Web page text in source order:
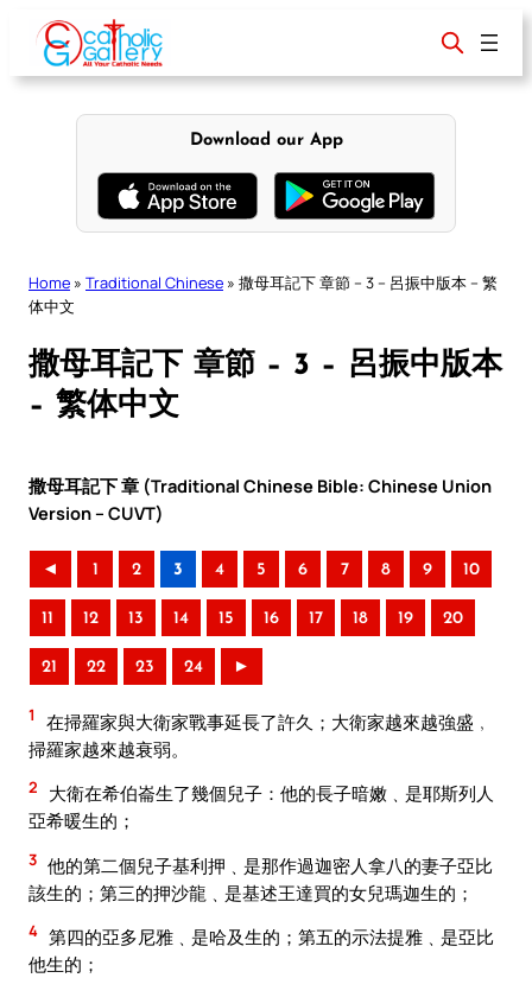
content
Download our App
Home » Traditional Chinese » 撒母耳記下 章節 – 3 – 呂振中版本 – 繁
体中文
撒母耳記下 章節 – 3 – 呂振中版本
– 繁体中文
撒母耳記下 章 (Traditional Chinese Bible: Chinese Union
Version – CUVT)
◄ 1 2 3 4 5 6 7 8 9 10
11 12 13 14 15 16 17 18 19 20
21 22 23 24 ►
1
在掃羅家與大衛家戰事延長了許久；大衛家越來越強盛﹐
掃羅家越來越衰弱。
2
大衛在希伯崙生了幾個兒子：他的長子暗嫩﹑是耶斯列人
亞希暖生的；
3 他的第二個兒子基利押﹑是那作過迦密人拿八的妻子亞比
該生的；第三的押沙龍﹑是基述王達買的女兒瑪迦生的；
4 第四的亞多尼雅﹑是哈及生的；第五的示法提雅﹑是亞比
他生的；